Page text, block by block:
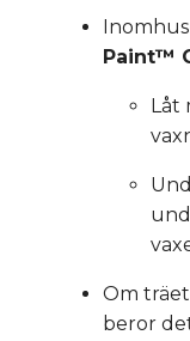
Paint™
Låt
Om
beror